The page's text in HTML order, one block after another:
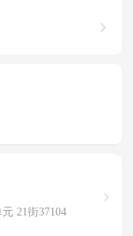
21街37104